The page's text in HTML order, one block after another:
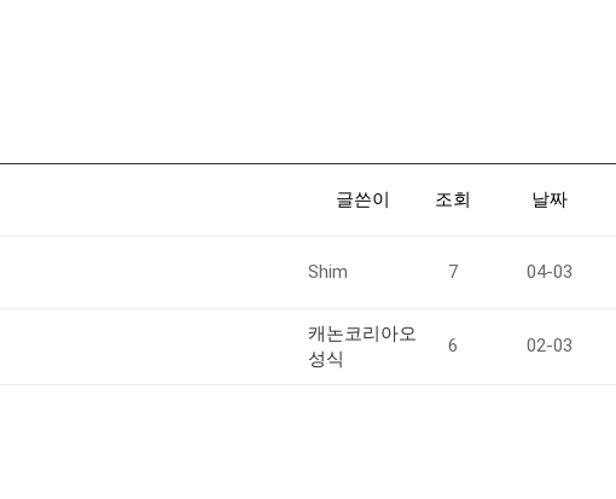
글쓴이 조회 날짜
Shim 7 04-03
캐논코리아오
성식
6 02-03